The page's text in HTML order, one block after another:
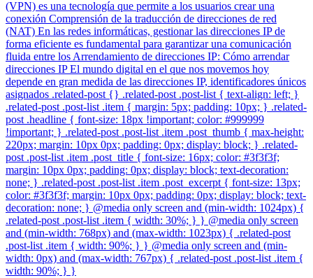
(VPN) es una tecnología que permite a los usuarios crear una
conexión Comprensión de la traducción de direcciones de red
(NAT) En las redes informáticas, gestionar las direcciones IP de
forma eficiente es fundamental para garantizar una comunicación
fluida entre los Arrendamiento de direcciones IP: Cómo arrendar
direcciones IP El mundo digital en el que nos movemos hoy
depende en gran medida de las direcciones IP, identificadores únicos
asignados .related-post {} .related-post .post-list { text-align: left; }
.related-post .post-list .item { margin: 5px; padding: 10px; } .related-
post .headline { font-size: 18px !important; color: #999999
!important; } .related-post .post-list .item .post_thumb { max-height:
220px; margin: 10px 0px; padding: 0px; display: block; } .related-
post .post-list .item .post_title { font-size: 16px; color: #3f3f3f;
margin: 10px 0px; padding: 0px; display: block; text-decoration:
none; } .related-post .post-list .item .post_excerpt { font-size: 13px;
color: #3f3f3f; margin: 10px 0px; padding: 0px; display: block; text-
decoration: none; } @media only screen and (min-width: 1024px) {
.related-post .post-list .item { width: 30%; } } @media only screen
and (min-width: 768px) and (max-width: 1023px) { .related-post
.post-list .item { width: 90%; } } @media only screen and (min-
width: 0px) and (max-width: 767px) { .related-post .post-list .item {
width: 90%; } }